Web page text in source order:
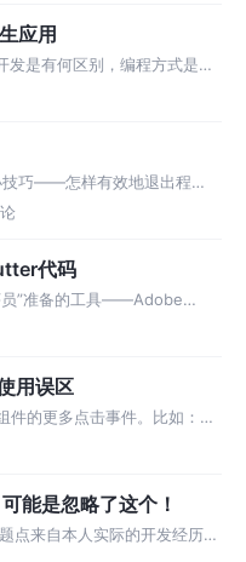
。即使有，受限于JS的性
应用
是有何区别，编程方式是绕
原生开发则采用命令式
明式编程就是告诉…
巧——怎样有效地退出程
可协议的同意与否。从用户的
并不适用。 实际上，这种
代码
员”准备的工具——Adobe
可执行的Flutter代码， 而由
用在Web页中。 简而言之，
用误区
件的更多点击事件。比如：原
拽或是按下、抬起等细化的动
。 可以看到，单纯地…
能是忽略了这个！
点来自本人实际的开发经历。